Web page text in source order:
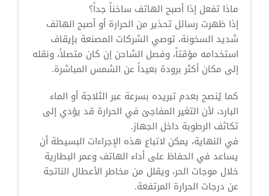
ماذا تفعل إذا أصبح الهاتف ساخناً جداً؟
إذا ظهرت رسائل تحذير من الحرارة أو أصبح الهاتف
شديد السخونة، توصي الشركات المصنعة بإيقاف
استخدامه مؤقتاً، وفصل الشاحن إن كان متصلاً، ونقله
إلى مكان أكثر برودة بعيداً عن الشمس المباشرة.
كما يُنصح بعدم تبريده بسرعة عبر الثلاجة أو الماء
البارد، لأن التغير المفاجئ في الحرارة قد يؤدي إلى
تكاثف الرطوبة داخل الجهاز.
في النهاية، يمكن لاتباع هذه الإجراءات البسيطة أن
يساعد في الحفاظ على أداء الهاتف وعمر البطارية
خلال موجات الحر، ويقلل من مخاطر الأعطال الناتجة
عن درجات الحرارة المرتفعة.